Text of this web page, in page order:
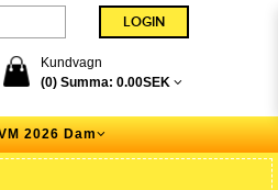
Kundvagn
(0) Summa: 0.00SEK
2026 Dam